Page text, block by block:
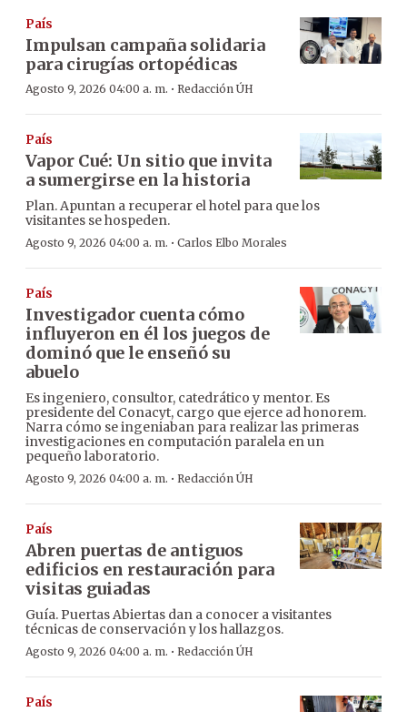
País
Impulsan campaña solidaria
para cirugías ortopédicas
Agosto 9, 2026 04:00 a. m. · Redacción ÚH
País
Vapor Cué: Un sitio que invita
a sumergirse en la historia
Plan. Apuntan a recuperar el hotel para que los
visitantes se hospeden.
Agosto 9, 2026 04:00 a. m. · Carlos Elbo Morales
País
Investigador cuenta cómo
influyeron en él los juegos de
dominó que le enseñó su
abuelo
Es ingeniero, consultor, catedrático y mentor. Es
presidente del Conacyt, cargo que ejerce ad honorem.
Narra cómo se ingeniaban para realizar las primeras
investigaciones en computación paralela en un
pequeño laboratorio.
Agosto 9, 2026 04:00 a. m. · Redacción ÚH
País
Abren puertas de antiguos
edificios en restauración para
visitas guiadas
Guía. Puertas Abiertas dan a conocer a visitantes
técnicas de conservación y los hallazgos.
Agosto 9, 2026 04:00 a. m. · Redacción ÚH
País